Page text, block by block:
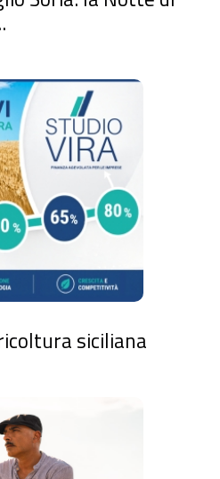
siciliana